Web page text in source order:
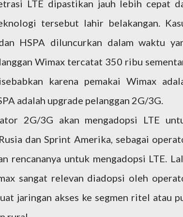
LTE dipastikan jauh lebih cepat
tersebut lahir belakangan.
HSPA diluncurkan dalam waktu
Wimax tercatat 350 ribu
karena pemakai Wimax
adalah upgrade pelanggan 2G/3G.
2G/3G akan mengadopsi LTE
dan Sprint Amerika, sebagai
rencananya untuk mengadopsi LTE.
sangat relevan diadopsi oleh
jaringan akses ke segmen ritel atau